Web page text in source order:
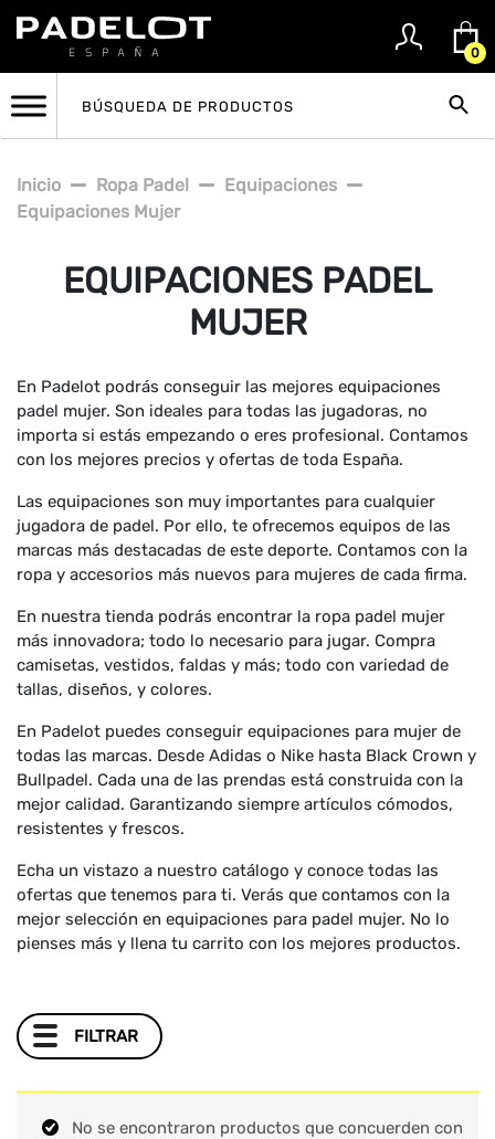
0
Inicio Ropa Padel
Equipaciones
Equipaciones Mujer
EQUIPACIONES PADEL
MUJER
En Padelot podrás conseguir las mejores equipaciones
padel mujer. Son ideales para todas las jugadoras, no
importa si estás empezando o eres profesional. Contamos
con los mejores precios y ofertas de toda España.
Las equipaciones son muy importantes para cualquier
jugadora de padel. Por ello, te ofrecemos equipos de las
marcas más destacadas de este deporte. Contamos con la
ropa y accesorios más nuevos para mujeres de cada firma.
En nuestra tienda podrás encontrar la ropa padel mujer
más innovadora; todo lo necesario para jugar. Compra
camisetas, vestidos, faldas y más; todo con variedad de
tallas, diseños, y colores.
En Padelot puedes conseguir equipaciones para mujer de
todas las marcas. Desde Adidas o Nike hasta Black Crown y
Bullpadel. Cada una de las prendas está construida con la
mejor calidad. Garantizando siempre artículos cómodos,
resistentes y frescos.
Echa un vistazo a nuestro catálogo y conoce todas las
ofertas que tenemos para ti. Verás que contamos con la
mejor selección en equipaciones para padel mujer. No lo
pienses más y llena tu carrito con los mejores productos.
FILTRAR
No se encontraron productos que concuerden con